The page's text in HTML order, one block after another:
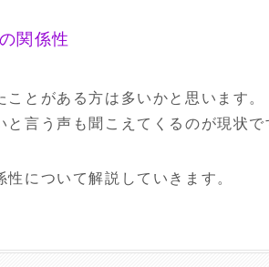
関係性
とがある方は多いかと思います。
と言う声も聞こえてくるのが現状で
について解説していきます。